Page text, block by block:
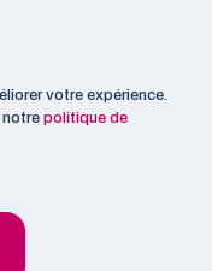
réservés.
votre expérience.
notre politique de